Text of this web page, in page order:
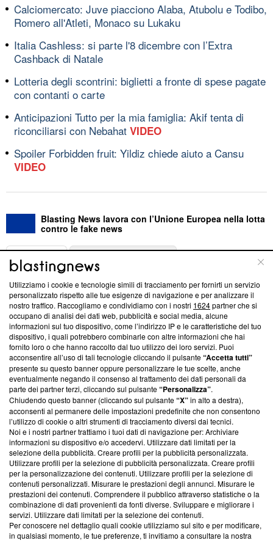
Calciomercato: Juve piacciono Alaba, Atubolu e Todibo,
Romero all'Atleti, Monaco su Lukaku
Italia Cashless: si parte l'8 dicembre con l’Extra
Cashback di Natale
Lotteria degli scontrini: biglietti a fronte di spese pagate
con contanti o carte
Anticipazioni Tutto per la mia famiglia: Akif tenta di
riconciliarsi con Nebahat VIDEO
Spoiler Forbidden fruit: Yildiz chiede aiuto a Cansu
VIDEO
Blasting News lavora con l’Unione Europea nella lotta
contro le fake news
ABOUT
Questa sezione offre informazioni trasparenti su Blasting
News, sui nostri processi editoriali e su come ci impegniamo a
creare news di qualità. Inoltre, afferma la nostra aderenza a
‘Trust Project - News with Integrity’Blasting News non è
ancora membro del programma, ma ha richiesto di farne
parte; Trust Project non ha ancora effettuato una verifica di
conformità agli standard.
Su di noi
Team editoriale
Corporate
Redazione
Informativa Privacy
Cookie Policy
Blasting SA, IDI CHE-247.845.224, Via Carlo Frasca, 3 - 6900
Lugano (Svizzera) Tel:+39 0690258937
Utilizziamo i cookie e tecnologie simili di tracciamento per fornirti un servizio
personalizzato rispetto alle tue esigenze di navigazione e per analizzare il
nostro traffico. Raccogliamo e condividiamo con i nostri 1624partner che si
occupano di analisi dei dati web, pubblicità e social media, alcune
informazioni sul tuo dispositivo, come l’indirizzo IP e le caratteristiche del tuo
dispositivo, i quali potrebbero combinarle con altre informazioni che hai
fornito loro o che hanno raccolto dal tuo utilizzo dei loro servizi. Puoi
acconsentire all’uso di tali tecnologie cliccando il pulsante“Accetta tutti”
presente su questo banner oppure personalizzare le tue scelte, anche
eventualmente negando il consenso al trattamento dei dati personali da
parte dei partner terzi, cliccando sul pulsante“Personalizza”.
Chiudendo questo banner (cliccando sul pulsante“X”in alto a destra),
acconsenti al permanere delle impostazioni predefinite che non consentono
l’utilizzo di cookie o altri strumenti di tracciamento diversi dai tecnici.
Noi e i nostri partner trattiamo i tuoi dati di navigazione per: Archiviare
informazioni su dispositivo e/o accedervi. Utilizzare dati limitati per la
selezione della pubblicità. Creare profili per la pubblicità personalizzata.
Utilizzare profili per la selezione di pubblicità personalizzata. Creare profili
per la personalizzazione dei contenuti. Utilizzare profili per la selezione di
contenuti personalizzati. Misurare le prestazioni degli annunci. Misurare le
prestazioni dei contenuti. Comprendere il pubblico attraverso statistiche o la
combinazione di dati provenienti da fonti diverse. Sviluppare e migliorare i
servizi. Utilizzare dati limitati per la selezione dei contenuti.
Per conoscere nel dettaglio quali cookie utilizziamo sul sito e per modificare,
in qualsiasi momento, le tue preferenze, ti invitiamo a consultare la nostra